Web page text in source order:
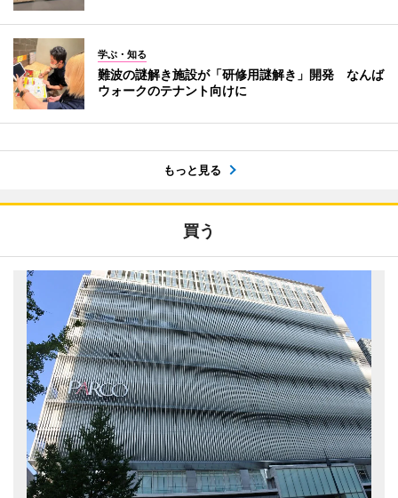
学ぶ・知る
難波の謎解き施設が「研修用謎解き」開発 なんば
ウォークのテナント向けに
もっと見る
買う